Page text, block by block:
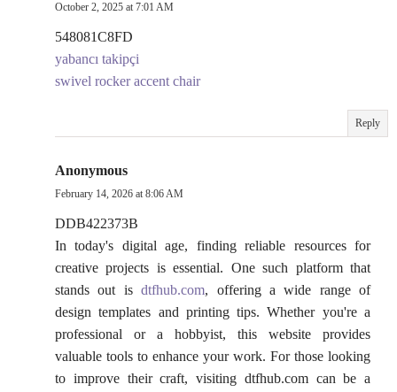
October 2, 2025 at 7:01 AM
548081C8FD
yabancı takipçi
swivel rocker accent chair
Reply
Anonymous
February 14, 2026 at 8:06 AM
DDB422373B
In today's digital age, finding reliable resources for
creative projects is essential. One such platform that
stands out isdtfhub.com, offering a wide range of
design templates and printing tips. Whether you're a
professional or a hobbyist, this website provides
valuable tools to enhance your work. For those looking
to improve their craft, visiting dtfhub.com can be a